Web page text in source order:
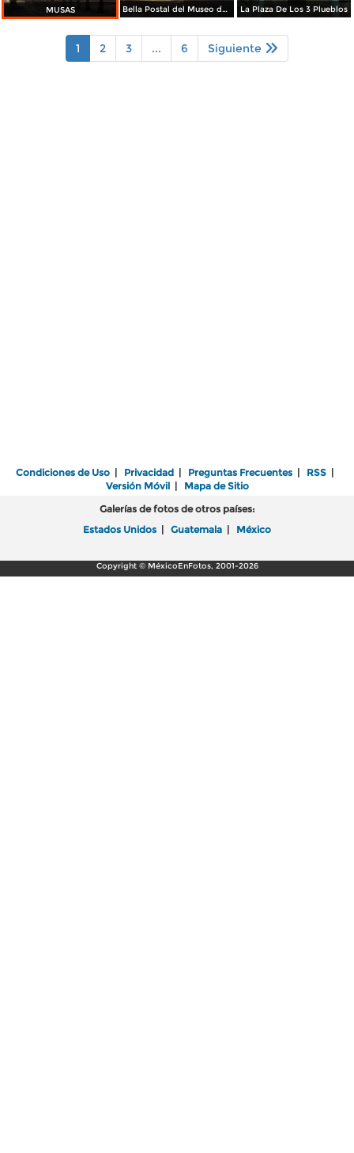
MUSAS Bella Postal del Museo de La Universidad La Plaza De Los 3 Plueblos
1 2 3 ... 6 Siguiente
Condiciones de Uso | Privacidad | Preguntas Frecuentes | RSS |
Versión Móvil| Mapa de Sitio
Galerías de fotos de otros países:
Estados Unidos | Guatemala | México
Copyright © MéxicoEnFotos, 2001-2026